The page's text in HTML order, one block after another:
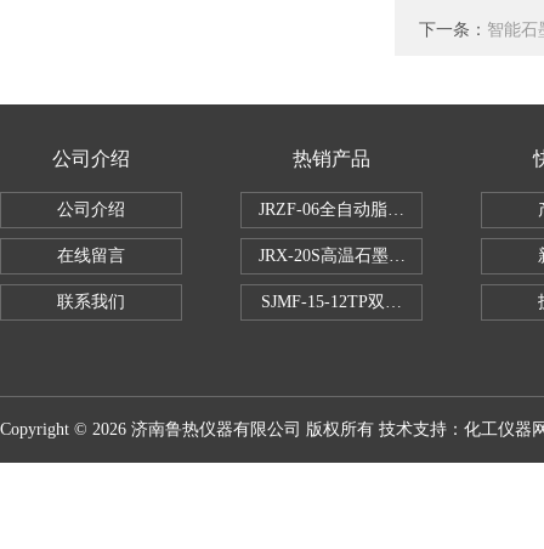
下一条： 智能石
公司介绍
公司介绍
在线留言
联系我们
热销产品
JRZF-06全自动脂肪测定仪
JRX-20S高温石墨消煮炉
SJMF-15-12TP双托盘自动升降炉
Copyright © 2026 济南鲁热仪器有限公司 版权所有 技术支持： 化工仪器